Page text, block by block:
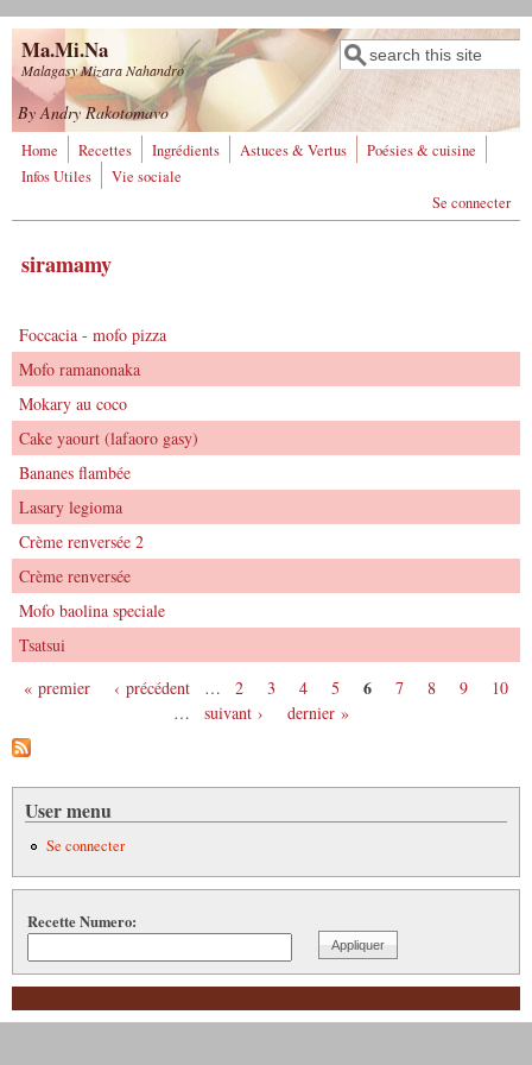
Aller au contenu principal
Ma.Mi.Na
Malagasy Mizara Nahandro
Formulaire de
recherche
Rechercher
By Andry Rakotomavo
Home Recettes Ingrédients Astuces & Vertus
Poésies & cuisine
Infos Utiles
Vie sociale
Se connecter
siramamy
Foccacia - mofo pizza
Mofo ramanonaka
Mokary au coco
​Cake yaourt (lafaoro gasy)
Bananes flambée
Lasary legioma
Crème renversée 2
Crème renversée
Mofo baolina speciale
Tsatsui
Pages
« premier ‹ précédent … 2 3 4 5 6 7 8 9
10
…
suivant › dernier »
User menu
Se connecter
Recette Numero: